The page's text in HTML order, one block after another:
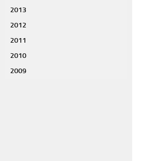
2013
2012
2011
2010
2009